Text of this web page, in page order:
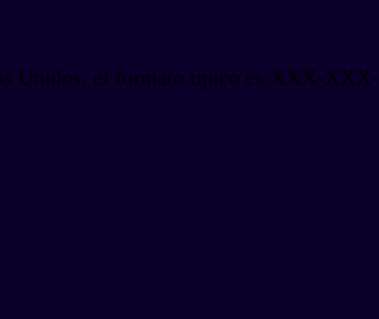
Unidos, el formato típico es XXX-XXX-